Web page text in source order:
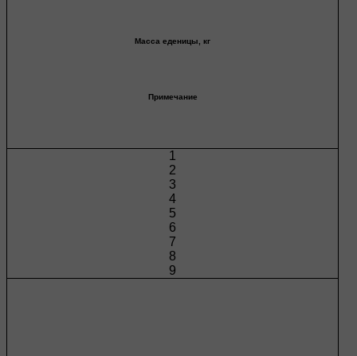
Масса еденицы, кг
Примечание
1
2
3
4
5
6
7
8
9